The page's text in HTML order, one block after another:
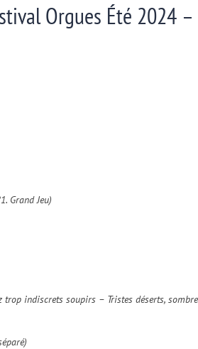
Orgues Été 2024
Grand Jeu)
trop indiscrets soupirs – Tristes déserts,